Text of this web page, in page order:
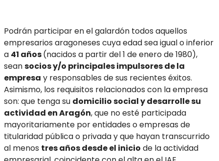
Podrán participar en el galardón todos aquellos
empresarios aragoneses cuya edad sea igual o inferior
a 41 años(nacidos a partir del 1 de enero de 1980),
seansocios y/o principales impulsores de la
empresa y responsables de sus recientes éxitos.
Asimismo, los requisitos relacionados con la empresa
son: que tenga su domicilio social y desarrolle su
actividad en Aragón, que no esté participada
mayoritariamente por entidades o empresas de
titularidad pública o privada y que hayan transcurrido
al menos tres años desde el inicio de la actividad